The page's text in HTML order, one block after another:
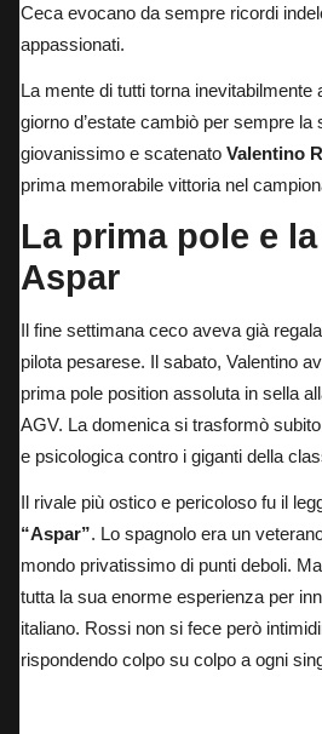
Ceca evocano da sempre ricordi
appassionati.
La mente di tutti torna inevitabilmente
giorno d’estate cambiò per sempre la
giovanissimo e scatenato Valentino
prima memorabile vittoria nel
La prima pole e
Aspar
Il fine settimana ceco aveva già
pilota pesarese. Il sabato, Valentino
prima pole position assoluta in sella
AGV. La domenica si trasformò
e psicologica contro i giganti della
Il rivale più ostico e pericoloso fu il
“Aspar”. Lo spagnolo era un
mondo privatissimo di punti deboli.
tutta la sua enorme esperienza per
italiano. Rossi non si fece però
rispondendo colpo su colpo a ogni